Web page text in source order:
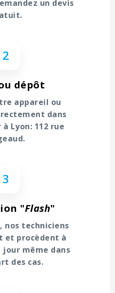
un devis
2
dépôt
appareil ou
dans
Lyon: 112 rue
3
"Flash"
nos techniciens
et procèdent à
jour même dans
des cas.